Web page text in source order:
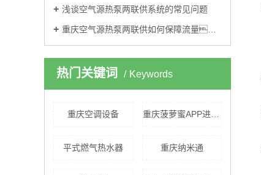
浅谈空气源热泵两联供系统的常见问题
重庆空气源热泵两联供如何保障流量？
热门关键词 Keywords
重庆空调设备 重庆菠萝蜜APP进入官网视频两联供系统
平式燃气热水器 重庆纳米通